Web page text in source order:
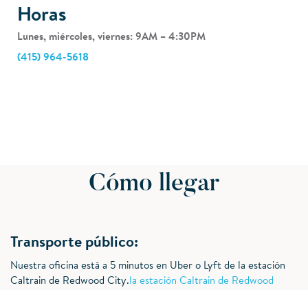
Horas
Lunes, miércoles, viernes: 9AM – 4:30PM
(415) 964-5618
Cómo llegar
Transporte público:
Nuestra oficina está a 5 minutos en Uber o Lyft de la estación
Caltrain de Redwood City. la estación Caltrain de Redwood